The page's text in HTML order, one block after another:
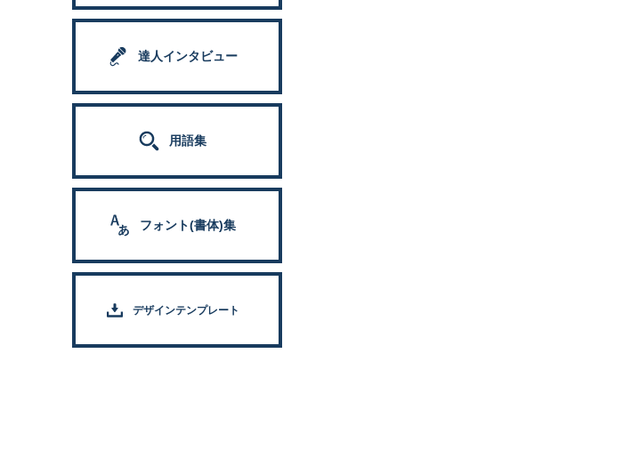
達人インタビュー
用語集
フォント(書体)集
デザインテンプレート